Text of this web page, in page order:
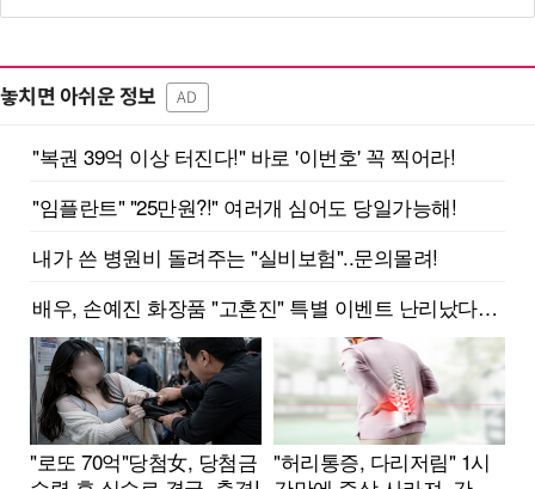
놓치면 아쉬운 정보 AD